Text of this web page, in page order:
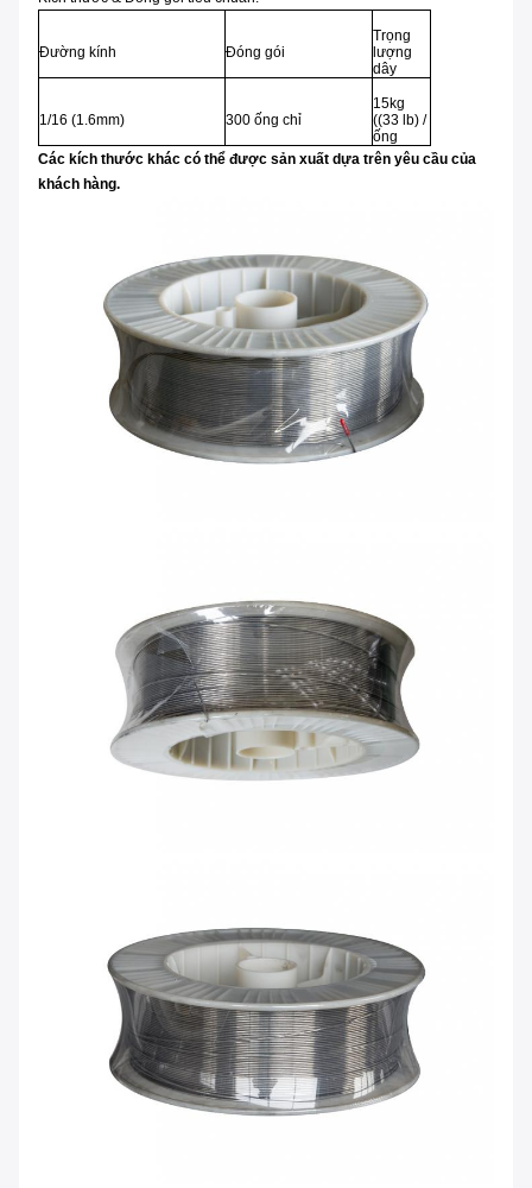
Đường kính Đóng gói
Trọng
lượng
dây
1/16 (1.6mm) 300 ống chỉ
15kg
((33 lb) /
ống
Các kích thước khác có thể được sản xuất dựa trên yêu cầu của
khách hàng.